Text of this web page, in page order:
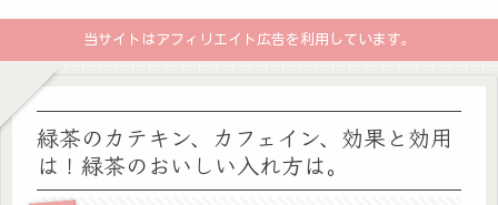
当サイトはアフィリエイト広告を利用しています。
緑茶のカテキン、カフェイン、効果と効用
は！緑茶のおいしい入れ方は。